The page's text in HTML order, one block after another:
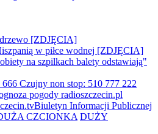
[ZDJĘCIA]
w piłce wodnej [ZDJĘCIA]
na szpilkach balety odstawiają"
666 Czujny non stop: 510 777 222
pogody radioszczecin.pl
Biuletyn Informacji Publicznej
CZCIONKA DUŻY